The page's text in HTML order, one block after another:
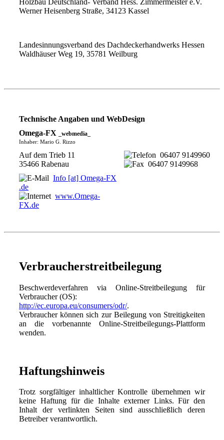
Werner Heisenberg Straße, 34123 Kassel
Landesinnungsverband des Dachdeckerhandwerks Hessen
Waldhäuser Weg 19, 35781 Weilburg
Technische Angaben und WebDesign
Omega-FX
_webmedia_
Inhaber: Mario G. Rizzo
Auf dem Trieb 11
35466 Rabenau
06407 9149960
06407 9149968
Info [at] Omega-FX
.de
www.Omega-
FX.de
Verbraucherstreitbeilegung
Beschwerdeverfahren via Online-Streitbeilegung für
Verbraucher (OS):
http://ec.europa.eu/consumers/odr/.
Verbraucher können sich zur Beilegung von Streitigkeiten
an die vorbenannte Online-Streitbeilegungs-Plattform
wenden.
Haftungshinweis
Trotz sorgfältiger inhaltlicher Kontrolle übernehmen wir
keine Haftung für die Inhalte externer Links. Für den
Inhalt der verlinkten Seiten sind ausschließlich deren
Betreiber verantwortlich.